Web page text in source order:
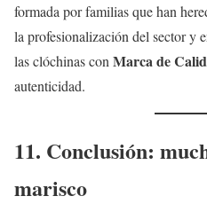
formada por familias que han
la profesionalización del sector y
las clóchinas con Marca de
autenticidad.
11. Conclusión:
marisco